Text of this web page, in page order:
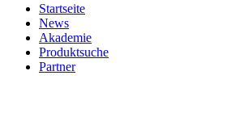
Startseite
News
Akademie
Produktsuche
Partner